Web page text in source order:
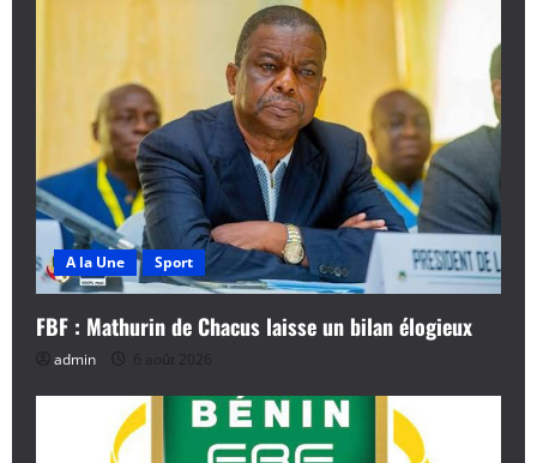
n
d
’
a
r
t
A la Une Sport
FBF : Mathurin de Chacus laisse un bilan élogieux
admin 6 août 2026